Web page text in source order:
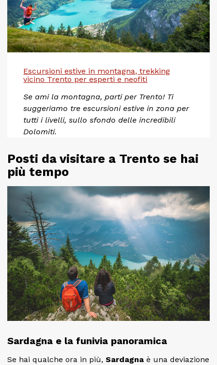
Escursioni estive in montagna, trekking
vicino Trento per esperti e neofiti
Se ami la montagna, parti per Trento! Ti
suggeriamo tre escursioni estive in zona per
tutti i livelli, sullo sfondo delle incredibili
Dolomiti.
Posti da visitare a Trento se hai
più tempo
Sardagna e la funivia panoramica
Se hai qualche ora in più, Sardagna è una deviazione